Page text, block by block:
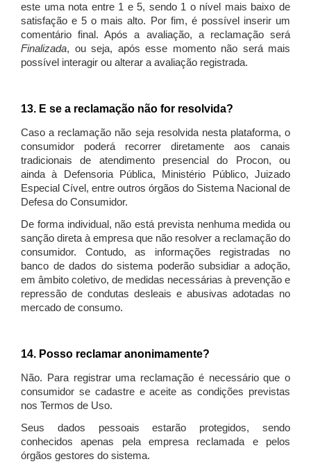
este uma nota entre 1 e 5, sendo 1 o nível mais baixo de
satisfação e 5 o mais alto. Por fim, é possível inserir um
comentário final. Após a avaliação, a reclamação será
Finalizada, ou seja, após esse momento não será mais
possível interagir ou alterar a avaliação registrada.
13. E se a reclamação não for resolvida?
Caso a reclamação não seja resolvida nesta plataforma, o
consumidor poderá recorrer diretamente aos canais
tradicionais de atendimento presencial do Procon, ou
ainda à Defensoria Pública, Ministério Público, Juizado
Especial Cível, entre outros órgãos do Sistema Nacional de
Defesa do Consumidor.
De forma individual, não está prevista nenhuma medida ou
sanção direta à empresa que não resolver a reclamação do
consumidor. Contudo, as informações registradas no
banco de dados do sistema poderão subsidiar a adoção,
em âmbito coletivo, de medidas necessárias à prevenção e
repressão de condutas desleais e abusivas adotadas no
mercado de consumo.
14. Posso reclamar anonimamente?
Não. Para registrar uma reclamação é necessário que o
consumidor se cadastre e aceite as condições previstas
nos Termos de Uso.
Seus dados pessoais estarão protegidos, sendo
conhecidos apenas pela empresa reclamada e pelos
órgãos gestores do sistema.